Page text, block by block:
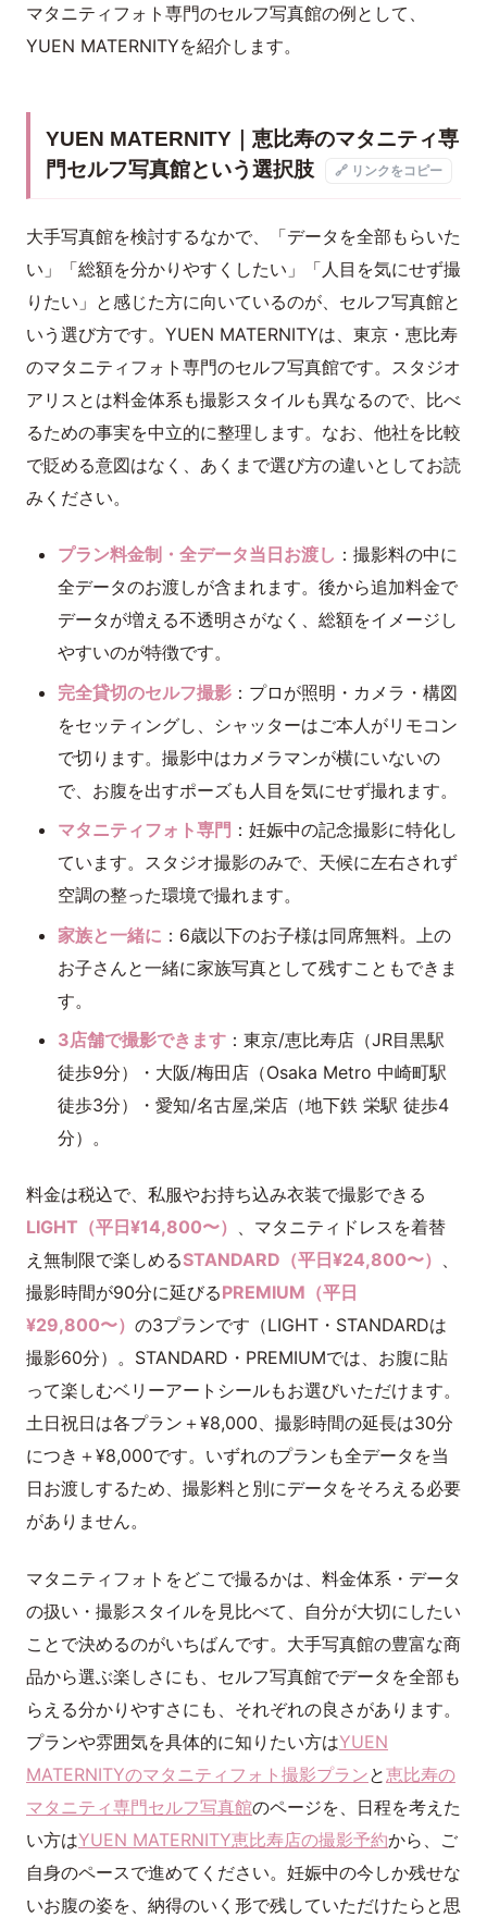
マタニティフォト専門のセルフ写真館の例として、
YUEN MATERNITYを紹介します。
YUEN MATERNITY｜恵比寿のマタニティ専
門セルフ写真館という選択肢
🔗 リンクをコピー
大手写真館を検討するなかで、「データを全部もらいた
い」「総額を分かりやすくしたい」「人目を気にせず撮
りたい」と感じた方に向いているのが、セルフ写真館と
いう選び方です。YUEN MATERNITYは、東京・恵比寿
のマタニティフォト専門のセルフ写真館です。スタジオ
アリスとは料金体系も撮影スタイルも異なるので、比べ
るための事実を中立的に整理します。なお、他社を比較
で貶める意図はなく、あくまで選び方の違いとしてお読
みください。
プラン料金制・全データ当日お渡し ：撮影料の中に
全データのお渡しが含まれます。後から追加料金で
データが増える不透明さがなく、総額をイメージし
やすいのが特徴です。
完全貸切のセルフ撮影：プロが照明・カメラ・構図
をセッティングし、シャッターはご本人がリモコン
で切ります。撮影中はカメラマンが横にいないの
で、お腹を出すポーズも人目を気にせず撮れます。
マタニティフォト専門 ：妊娠中の記念撮影に特化し
ています。スタジオ撮影のみで、天候に左右されず
空調の整った環境で撮れます。
家族と一緒に ：6歳以下のお子様は同席無料。上の
お子さんと一緒に家族写真として残すこともできま
す。
3店舗で撮影できます：東京/恵比寿店（JR目黒駅
徒歩9分）・大阪/梅田店（Osaka Metro 中崎町駅
徒歩3分）・愛知/名古屋,栄店（地下鉄 栄駅 徒歩4
分）。
料金は税込で、私服やお持ち込み衣装で撮影できる
LIGHT（平日¥14,800〜） 、マタニティドレスを着替
え無制限で楽しめるSTANDARD（平日¥24,800〜） 、
撮影時間が90分に延びるPREMIUM（平日
¥29,800〜） の3プランです（LIGHT・STANDARDは
撮影60分）。STANDARD・PREMIUMでは、お腹に貼
って楽しむベリーアートシールもお選びいただけます。
土日祝日は各プラン＋¥8,000、撮影時間の延長は30分
につき＋¥8,000です。いずれのプランも全データを当
日お渡しするため、撮影料と別にデータをそろえる必要
がありません。
マタニティフォトをどこで撮るかは、料金体系・データ
の扱い・撮影スタイルを見比べて、自分が大切にしたい
ことで決めるのがいちばんです。大手写真館の豊富な商
品から選ぶ楽しさにも、セルフ写真館でデータを全部も
らえる分かりやすさにも、それぞれの良さがあります。
プランや雰囲気を具体的に知りたい方はYUEN
MATERNITYのマタニティフォト撮影プランと恵比寿の
マタニティ専門セルフ写真館のページを、日程を考えた
い方はYUEN MATERNITY恵比寿店の撮影予約から、ご
自身のペースで進めてください。妊娠中の今しか残せな
いお腹の姿を、納得のいく形で残していただけたらと思